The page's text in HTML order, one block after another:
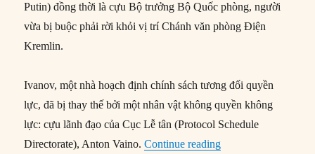
Putin) đồng thời là cựu Bộ trưởng Bộ Quốc phòng, người
vừa bị buộc phải rời khỏi vị trí Chánh văn phòng Điện
Kremlin.
Ivanov, một nhà hoạch định chính sách tương đối quyền
lực, đã bị thay thế bởi một nhân vật không quyền không
lực: cựu lãnh đạo của Cục Lễ tân (Protocol Schedule
Directorate), Anton Vaino.Continue reading“Những trợ thủ mới